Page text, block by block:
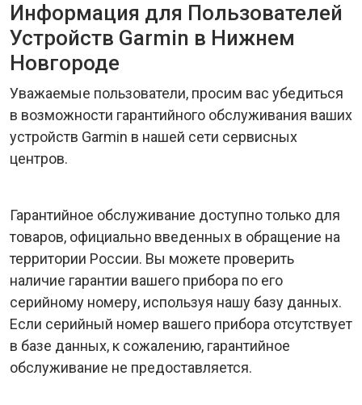
Информация для Пользователей
Устройств Garmin в Нижнем
Новгороде
Уважаемые пользователи, просим вас убедиться
в возможности гарантийного обслуживания ваших
устройств Garmin в нашей сети сервисных
центров.
Гарантийное обслуживание доступно только для
товаров, официально введенных в обращение на
территории России. Вы можете проверить
наличие гарантии вашего прибора по его
серийному номеру, используя нашу базу данных.
Если серийный номер вашего прибора отсутствует
в базе данных, к сожалению, гарантийное
обслуживание не предоставляется.